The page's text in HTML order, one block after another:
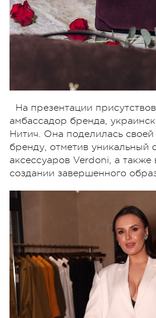
На презентации
амбассадор бренда,
Нитич. Она поделилась
бренду, отметив уникальный
аксессуаров Verdoni, а также
создании завершенного